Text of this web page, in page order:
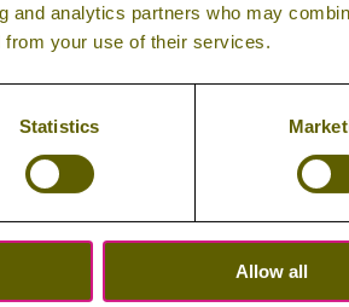
and analytics partners who may
from your use of their services.
Statistics
Allow all